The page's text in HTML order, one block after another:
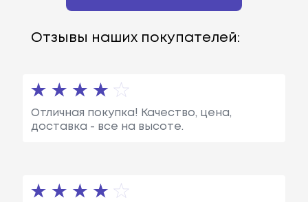
Отзывы наших покупателей:
Отличная покупка! Качество, цена,
доставка - все на высоте.